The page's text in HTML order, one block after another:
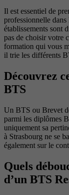
Il est essentiel de
professionnelle dans
établissements sont
pas de choisir votre
formation qui vous
il trie les différents
Découvrez
BTS
Un BTS ou Brevet
parmi les diplômes
uniquement sa
à Strasbourg ne se
également sur le
Quels
d’un BTS